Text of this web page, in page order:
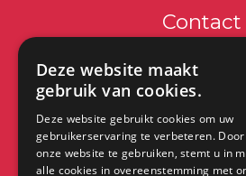
Contact
+31 (0) 513 78
Heeft u een vraag over
Haarden?Klik
Deze website maakt
gebruik van cookies.
Deze website gebruikt cookies om uw
gebruikerservaring te verbeteren. Door
onze website te gebruiken, stemt u in
alle cookies in overeenstemming met